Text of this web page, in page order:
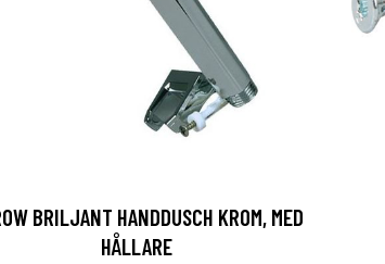
BRILJANT HANDDUSCH KROM, MED
HÅLLARE